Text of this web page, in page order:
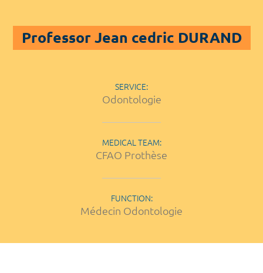
Professor Jean cedric DURAND
SERVICE:
Odontologie
MEDICAL TEAM:
CFAO Prothèse
FUNCTION:
Médecin Odontologie